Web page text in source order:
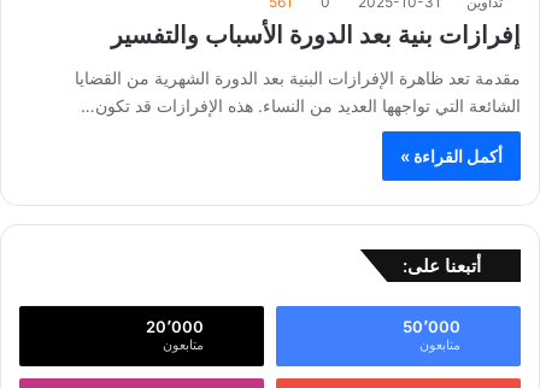
إفرازات بنية بعد الدورة الأسباب والتفسير
مقدمة تعد ظاهرة الإفرازات البنية بعد الدورة الشهرية من القضايا
الشائعة التي تواجهها العديد من النساء. هذه الإفرازات قد تكون…
أكمل القراءة »
أتبعنا على:
50٬000
متابعون
20٬000
متابعون